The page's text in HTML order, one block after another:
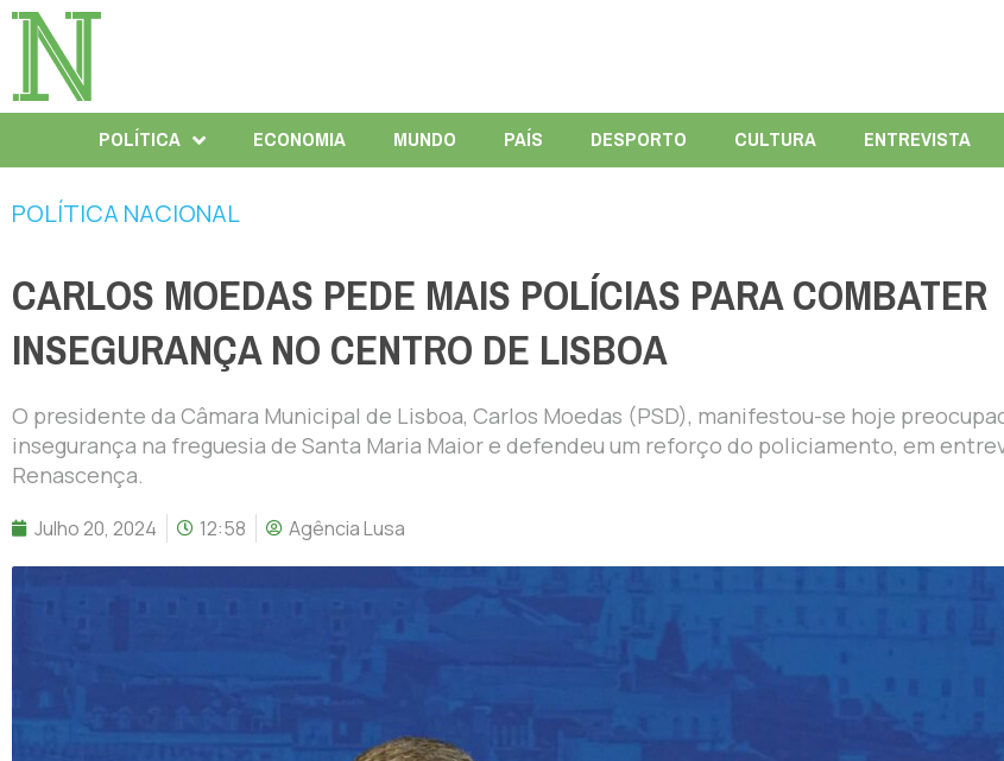
POLÍTICA ECONOMIA MUNDO PAÍS DESPORTO CULTURA ENTREVISTA
POLÍTICA NACIONAL
CARLOS MOEDAS PEDE MAIS POLÍCIAS PARA COMBATER
INSEGURANÇA NO CENTRO DE LISBOA
O presidente da Câmara Municipal de Lisboa, Carlos Moedas (PSD), manifestou-se hoje
insegurança na freguesia de Santa Maria Maior e defendeu um reforço do policiamento, em
Renascença.
Julho 20, 2024 12:58 Agência Lusa